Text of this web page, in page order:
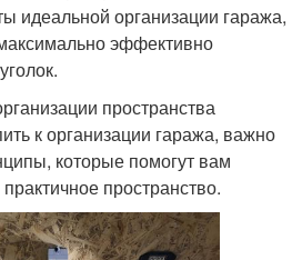
идеальной организации гаража,
эффективно
пространства
к организации гаража, важно
которые помогут вам
пространство.